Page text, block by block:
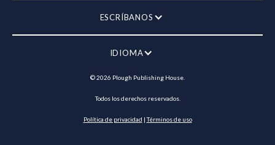
ESCRÍBANOS
IDIOMA
©2026 Plough Publishing House.
Todos los derechos reservados.
Política de privacidad |Términos de uso